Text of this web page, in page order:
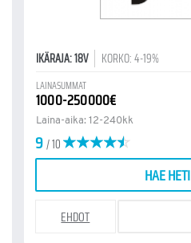
IKÄRAJA: 18V KORKO: 4-19%
LAINASUMMAT
1000-250000€
Laina-aika: 12-240kk
9/ 10
HAE HETI
EHDOT